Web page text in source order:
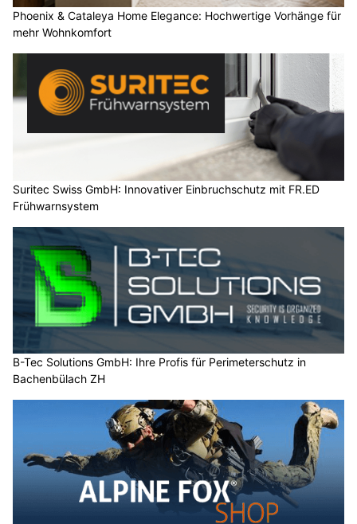
Phoenix & Cataleya Home Elegance: Hochwertige Vorhänge für
mehr Wohnkomfort
Suritec Swiss GmbH: Innovativer Einbruchschutz mit FR.ED
Frühwarnsystem
B-Tec Solutions GmbH: Ihre Profis für Perimeterschutz in
Bachenbülach ZH